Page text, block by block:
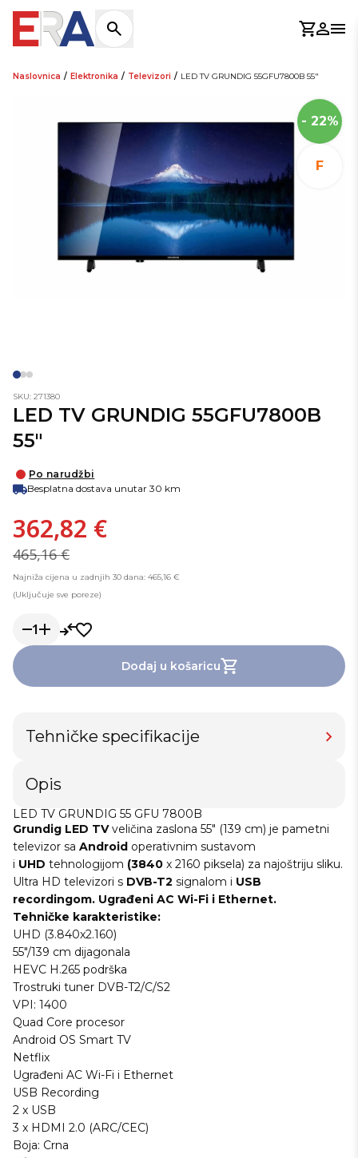
Košarica
Naslovnica / Elektronika / Televizori / LED TV GRUNDIG 55GFU7800B 55"
- 22%
F
SKU: 271380
LED TV GRUNDIG 55GFU7800B
55"
Po narudžbi
Besplatna dostava unutar 30 km
362,82 €
465,16 €
Najniža cijena u zadnjih 30 dana: 465,16 €
(Uključuje sve poreze)
1
Dodaj u košaricu
Tehničke specifikacije
Opis
LED TV GRUNDIG 55 GFU 7800B
Grundig LED TVveličina zaslona 55" (139 cm) je pametni
televizor sa Android operativnim sustavom
i UHD tehnologijom (3840 x 2160 piksela) za najoštriju sliku.
Ultra HD televizori s DVB-T2 signalom i USB
recordingom. Ugrađeni AC Wi-Fi i Ethernet.
Tehničke karakteristike:
UHD (3.840x2.160)
55"/139 cm dijagonala
HEVC H.265 podrška
Trostruki tuner DVB-T2/C/S2
VPI: 1400
Quad Core procesor
Android OS Smart TV
Netflix
Ugrađeni AC Wi-Fi i Ethernet
USB Recording
2 x USB
3 x HDMI 2.0 (ARC/CEC)
Boja: Crna